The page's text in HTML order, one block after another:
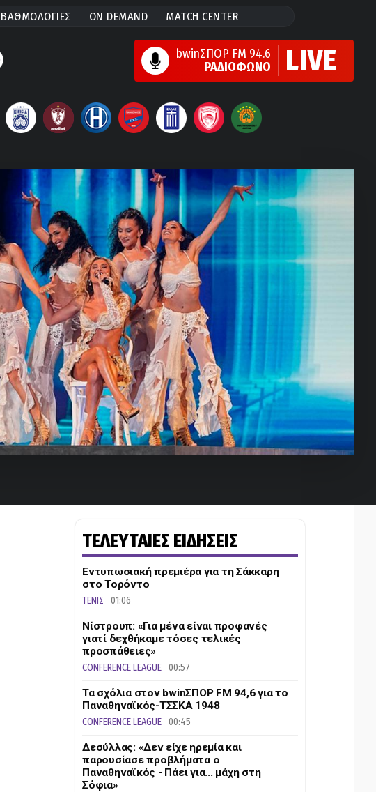
ΒΑΘΜΟΛΟΓΙΕΣ ON DEMAND MATCH CENTER
bwinΣΠΟΡ FM 94.6
ΡΑΔΙΟΦΩΝΟ
LIVE
ΤΕΛΕΥΤΑΙΕΣ ΕΙΔΗΣΕΙΣ
Εντυπωσιακή πρεμιέρα για τη Σάκκαρη
στο Τορόντο
ΤΕΝΙΣ 01:06
Νίστρουπ: «Για μένα είναι προφανές
γιατί δεχθήκαμε τόσες τελικές
προσπάθειες»
CONFERENCE LEAGUE 00:57
Τα σχόλια στον bwinΣΠΟΡ FM 94,6 για το
Παναθηναϊκός-ΤΣΣΚΑ 1948
CONFERENCE LEAGUE 00:45
Δεσύλλας: «Δεν είχε ηρεμία και
παρουσίασε προβλήματα ο
Παναθηναϊκός - Πάει για... μάχη στη
Σόφια»